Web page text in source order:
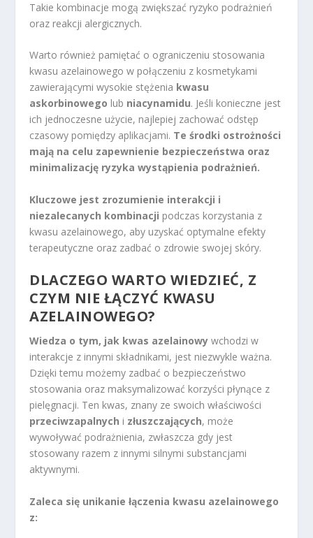
Takie kombinacje mogą zwiększać ryzyko podrażnień
oraz reakcji alergicznych.
Warto również pamiętać o ograniczeniu stosowania
kwasu azelainowego w połączeniu z kosmetykami
zawierającymi wysokie stężenia kwasu
askorbinowego lub niacynamidu. Jeśli konieczne jest
ich jednoczesne użycie, najlepiej zachować odstęp
czasowy pomiędzy aplikacjami. Te środki ostrożności
mają na celu zapewnienie bezpieczeństwa oraz
minimalizację ryzyka wystąpienia podrażnień.
Kluczowe jest zrozumienie interakcji i
niezalecanych kombinacji podczas korzystania z
kwasu azelainowego, aby uzyskać optymalne efekty
terapeutyczne oraz zadbać o zdrowie swojej skóry.
DLACZEGO WARTO WIEDZIEĆ, Z
CZYM NIE ŁĄCZYĆ KWASU
AZELAINOWEGO?
Wiedza o tym, jak kwas azelainowy wchodzi w
interakcje z innymi składnikami, jest niezwykle ważna.
Dzięki temu możemy zadbać o bezpieczeństwo
stosowania oraz maksymalizować korzyści płynące z
pielęgnacji. Ten kwas, znany ze swoich właściwości
przeciwzapalnych i złuszczających, może
wywoływać podrażnienia, zwłaszcza gdy jest
stosowany razem z innymi silnymi substancjami
aktywnymi.
Zaleca się unikanie łączenia kwasu azelainowego
z: